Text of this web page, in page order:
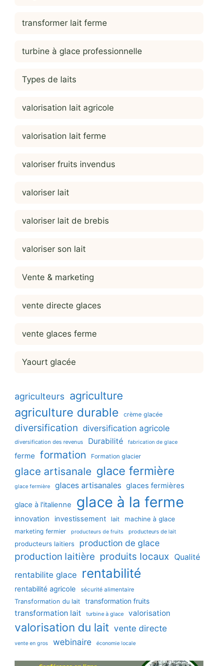
transformer lait ferme
turbine à glace professionnelle
Types de laits
valorisation lait agricole
valorisation lait ferme
valoriser fruits invendus
valoriser lait
valoriser lait de brebis
valoriser son lait
Vente & marketing
vente directe glaces
vente glaces ferme
Yaourt glacée
agriculteurs agriculture
agriculture durable crème glacée
diversification diversification agricole
diversification des revenus Durabilité fabrication de glace
ferme formation Formation glacier
glace artisanale glace fermière
glace fermière glaces artisanales glaces fermières
glace à l'italienne glace à la ferme
innovation investissement lait machine à glace
marketing fermier producteurs de fruits producteurs de lait
producteurs laitiers production de glace
production laitière produits locaux Qualité
rentabilite glace
rentabilité
rentabilité agricole sécurité alimentaire
Transformation du lait transformation fruits
transformation lait turbine à glace valorisation
valorisation du lait vente directe
vente en gros webinaire économie locale